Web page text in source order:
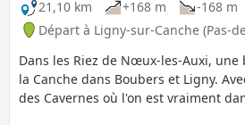
21,10 km
+168 m -168 m
Départ à Ligny-sur-Canche (Pas-
Dans les Riez de Nœux-les-Auxi,
la Canche dans Boubers et Ligny.
des Cavernes où l'on est vraiment